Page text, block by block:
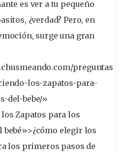
es ver a tu pequeño
¿verdad? Pero, en
surge una gran
preguntas-
los-zapatos-para-
-del-bebe/»
Zapatos para los
elegir los
los primeros pasos de